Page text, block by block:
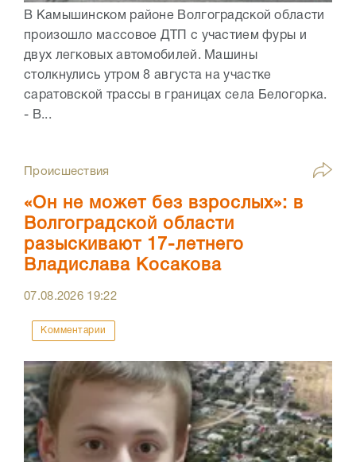
В Камышинском районе Волгоградской области
произошло массовое ДТП с участием фуры и
двух легковых автомобилей. Машины
столкнулись утром 8 августа на участке
саратовской трассы в границах села Белогорка.
- В...
Происшествия
«Он не может без взрослых»: в
Волгоградской области
разыскивают 17-летнего
Владислава Косакова
07.08.2026 19:22
Комментарии